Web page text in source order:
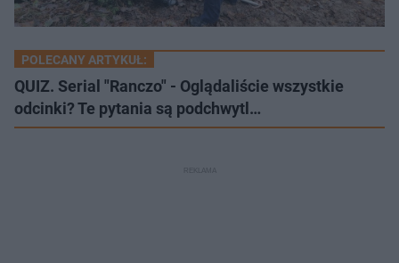
POLECANY ARTYKUŁ:
QUIZ. Serial "Ranczo" - Oglądaliście wszystkie
odcinki? Te pytania są podchwytl…